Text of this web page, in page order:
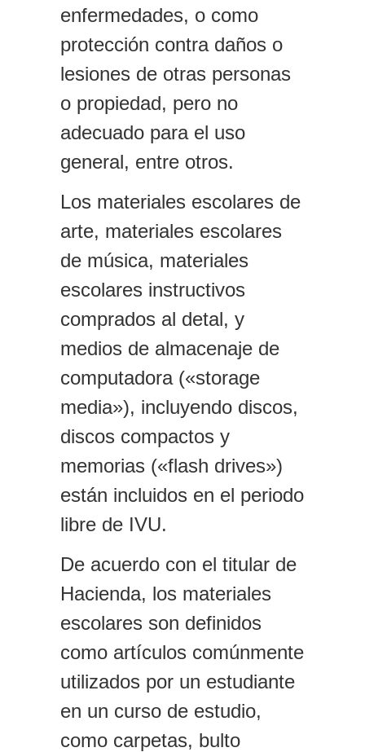
enfermedades, o como
protección contra daños o
lesiones de otras personas
o propiedad, pero no
adecuado para el uso
general, entre otros.
Los materiales escolares de
arte, materiales escolares
de música, materiales
escolares instructivos
comprados al detal, y
medios de almacenaje de
computadora («storage
media»), incluyendo discos,
discos compactos y
memorias («flash drives»)
están incluidos en el periodo
libre de IVU.
De acuerdo con el titular de
Hacienda, los materiales
escolares son definidos
como artículos comúnmente
utilizados por un estudiante
en un curso de estudio,
como carpetas, bulto